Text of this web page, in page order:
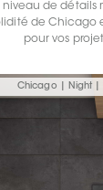
Trouver
un
niveau de détails
de
pour vos
Chicago | Night |